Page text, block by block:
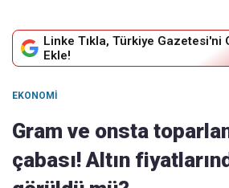
Linke Tıkla, Türkiye Gazetesi'ni
Ekle!
EKONOMI
Gram ve onsta
çabası! Altın